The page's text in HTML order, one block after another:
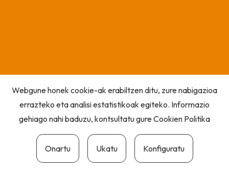
Webgune honek cookie-ak erabiltzen ditu, zure nabigazioa
errazteko eta analisi estatistikoak egiteko. Informazio
gehiago nahi baduzu, kontsultatu gureCookien Politika
Onartu Ukatu Konfiguratu